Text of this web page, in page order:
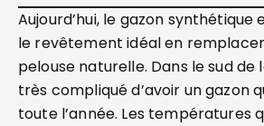
Aujourd’hui, le gazon synthétique
le revêtement idéal en
pelouse naturelle. Dans le sud de
très compliqué d’avoir un gazon
toute l’année. Les températures